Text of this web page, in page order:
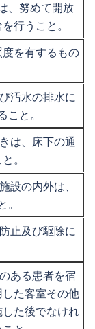
、努めて開放
行うこと。
を有するもの
汚水の排水に
と。
は、床下の通
。
の内外は、
止及び駆除に
ある患者を宿
た客室その他
た後でなけれ